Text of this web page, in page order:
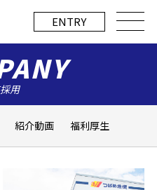
ENTRY
紹介動画 福利厚生